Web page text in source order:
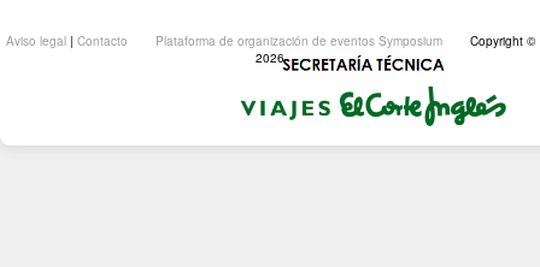
Aviso legal | Contacto Plataforma de organización de eventos Symposium
Copyright ©
2026